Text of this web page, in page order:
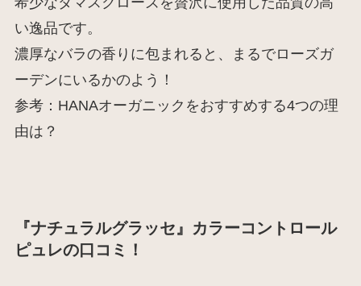
い逸品です。
濃厚なバラの香りに包まれると、まるでローズガ
ーデンにいるかのよう！
参考：HANAオーガニックをおすすめする4つの理
由は？
『ナチュラルグラッセ』カラーコントロール
ピュレの口コミ！